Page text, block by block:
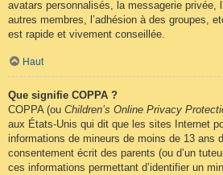
avatars personnalisés, la messagerie privée,
autres membres, l’adhésion à des groupes,
est rapide et vivement conseillée.
Haut
Que signifie COPPA ?
COPPA (ou Children’s Online Privacy
aux États-Unis qui dit que les sites Internet
informations de mineurs de moins de 13 ans
consentement écrit des parents (ou d’un
ces informations permettant d’identifier un